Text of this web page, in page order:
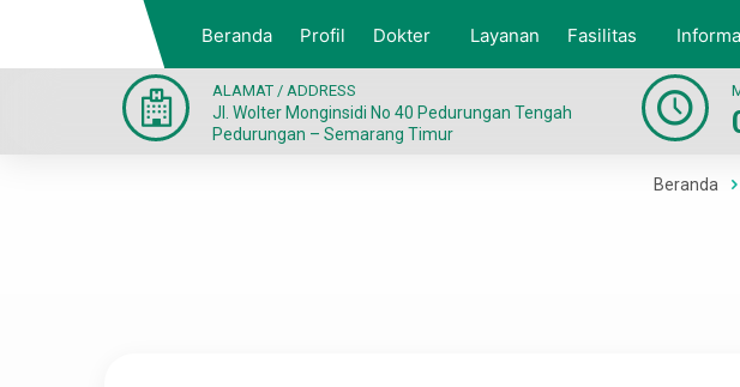
Beranda Profil Dokter Layanan Fasilitas
ALAMAT / ADDRESS
Jl. Wolter Monginsidi No 40 Pedurungan Tengah
Pedurungan – Semarang Timur
Beranda